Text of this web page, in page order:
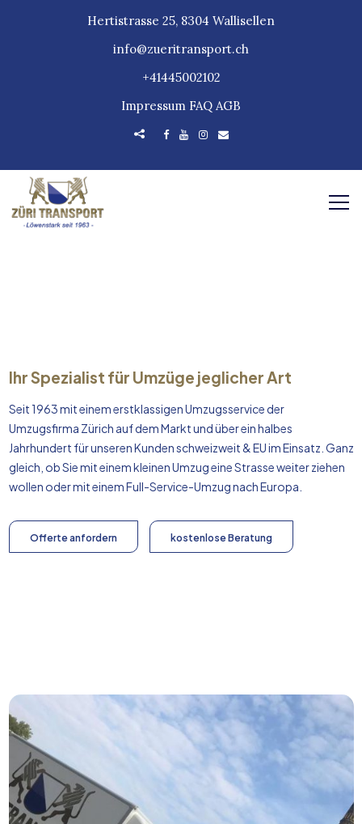
Hertistrasse 25, 8304 Wallisellen
info@zueritransport.ch
+41445002102
Impressum FAQ AGB
Ihr Spezialist für Umzüge jeglicher Art
Seit 1963 mit einem erstklassigen Umzugsservice der
Umzugsfirma Zürich auf dem Markt und über ein halbes
Jahrhundert für unseren Kunden schweizweit & EU im Einsatz. Ganz
gleich, ob Sie mit einem kleinen Umzug eine Strasse weiter ziehen
wollen oder mit einem Full-Service-Umzug nachEuropa
Offerte anfordern kostenlose Beratung